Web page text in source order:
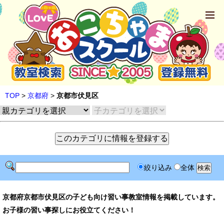
TOP > 京都府 > 京都市伏見区
絞り込み 全体
京都府京都市伏見区の子ども向け習い事教室情報を掲載しています。
お子様の習い事探しにお役立てください！